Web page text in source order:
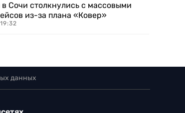
Сочи столкнулись с массовыми
из-за плана «Ковер»
данных